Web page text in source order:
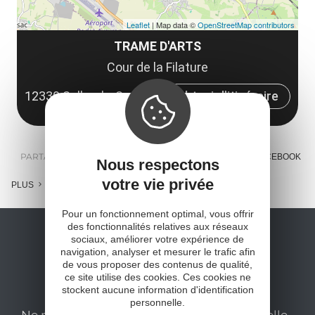
TRAME D'ARTS
Cour de la Filature
12330 Salles-la-Source
Obtenir l'itinéraire
Leaflet | Map data ©OpenStreetMap contributors
PARTAGER : FACEBOOK
PLUS
Nous respectons
votre vie privée
Pour un fonctionnement optimal, vous offrir
des fonctionnalités relatives aux réseaux
sociaux, améliorer votre expérience de
navigation, analyser et mesurer le trafic afin
de vous proposer des contenus de qualité,
ce site utilise des cookies. Ces cookies ne
stockent aucune information d'identification
personnelle.